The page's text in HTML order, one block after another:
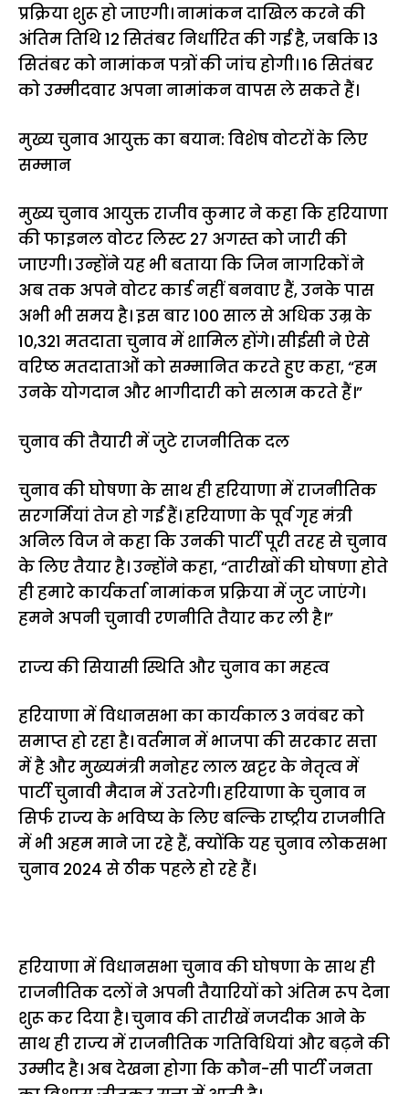
प्रक्रिया शुरू हो जाएगी। नामांकन दाखिल करने की
अंतिम तिथि 12 सितंबर निर्धारित की गई है, जबकि 13
सितंबर को नामांकन पत्रों की जांच होगी। 16 सितंबर
को उम्मीदवार अपना नामांकन वापस ले सकते हैं।
मुख्य चुनाव आयुक्त का बयान: विशेष वोटरों के लिए
सम्मान
मुख्य चुनाव आयुक्त राजीव कुमार ने कहा कि हरियाणा
की फाइनल वोटर लिस्ट 27 अगस्त को जारी की
जाएगी। उन्होंने यह भी बताया कि जिन नागरिकों ने
अब तक अपने वोटर कार्ड नहीं बनवाए हैं, उनके पास
अभी भी समय है। इस बार 100 साल से अधिक उम्र के
10,321 मतदाता चुनाव में शामिल होंगे। सीईसी ने ऐसे
वरिष्ठ मतदाताओं को सम्मानित करते हुए कहा, “हम
उनके योगदान और भागीदारी को सलाम करते हैं।”
चुनाव की तैयारी में जुटे राजनीतिक दल
चुनाव की घोषणा के साथ ही हरियाणा में राजनीतिक
सरगर्मियां तेज हो गई हैं। हरियाणा के पूर्व गृह मंत्री
अनिल विज ने कहा कि उनकी पार्टी पूरी तरह से चुनाव
के लिए तैयार है। उन्होंने कहा, “तारीखों की घोषणा होते
ही हमारे कार्यकर्ता नामांकन प्रक्रिया में जुट जाएंगे।
हमने अपनी चुनावी रणनीति तैयार कर ली है।”
राज्य की सियासी स्थिति और चुनाव का महत्व
हरियाणा में विधानसभा का कार्यकाल 3 नवंबर को
समाप्त हो रहा है। वर्तमान में भाजपा की सरकार सत्ता
में है और मुख्यमंत्री मनोहर लाल खट्टर के नेतृत्व में
पार्टी चुनावी मैदान में उतरेगी। हरियाणा के चुनाव न
सिर्फ राज्य के भविष्य के लिए बल्कि राष्ट्रीय राजनीति
में भी अहम माने जा रहे हैं, क्योंकि यह चुनाव लोकसभा
चुनाव 2024 से ठीक पहले हो रहे हैं।
हरियाणा में विधानसभा चुनाव की घोषणा के साथ ही
राजनीतिक दलों ने अपनी तैयारियों को अंतिम रूप देना
शुरू कर दिया है। चुनाव की तारीखें नजदीक आने के
साथ ही राज्य में राजनीतिक गतिविधियां और बढ़ने की
उम्मीद है। अब देखना होगा कि कौन-सी पार्टी जनता